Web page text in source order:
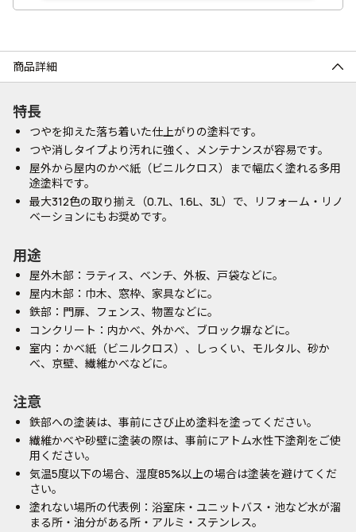
商品詳細
特長
つやを抑えた落ち着いた仕上がりの塗料です。
つや消しタイプより汚れに強く、メンテナンスが容易です。
屋外から屋内のかべ紙（ビニルクロス）まで幅広く塗れる多用
途塗料です。
最大312色の取り揃え（0.7L、1.6L、3L）で、リフォーム・リノ
ベーションにもお奨めです。
用途
屋外木部：ラティス、ベンチ、外板、戸袋などに。
屋内木部：巾木、窓枠、家具などに。
鉄部：門扉、フェンス、物置などに。
コンクリート：内かべ、外かべ、ブロック塀などに。
室内：かべ紙（ビニルクロス）、しっくい、モルタル、砂か
べ、京壁、繊維かべなどに。
注意
鉄部への塗装は、事前にさび止め塗料を塗ってください。
繊維かべや砂壁に塗装の際は、事前にアトム水性下塗剤をご使
用ください。
気温5度以下の場合、湿度85%以上の場合は塗装を避けてくだ
さい。
塗れない場所の代表例：浴室床・ユニットバス・池など水が溜
まる所・油分がある所・アルミ・ステンレス。